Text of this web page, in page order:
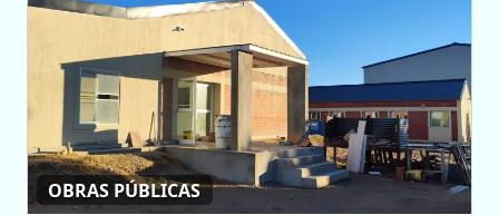
OBRAS PÚBLICAS